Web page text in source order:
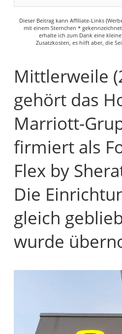
Dieser Beitrag kann Affiliate-Links
mit einem Sternchen *
erhalte ich zum Dank eine
Zusatzkosten, es hilft aber, die
Mittlerweile
gehört das
Marriott-
firmiert als
Flex by
Die
gleich
wurde